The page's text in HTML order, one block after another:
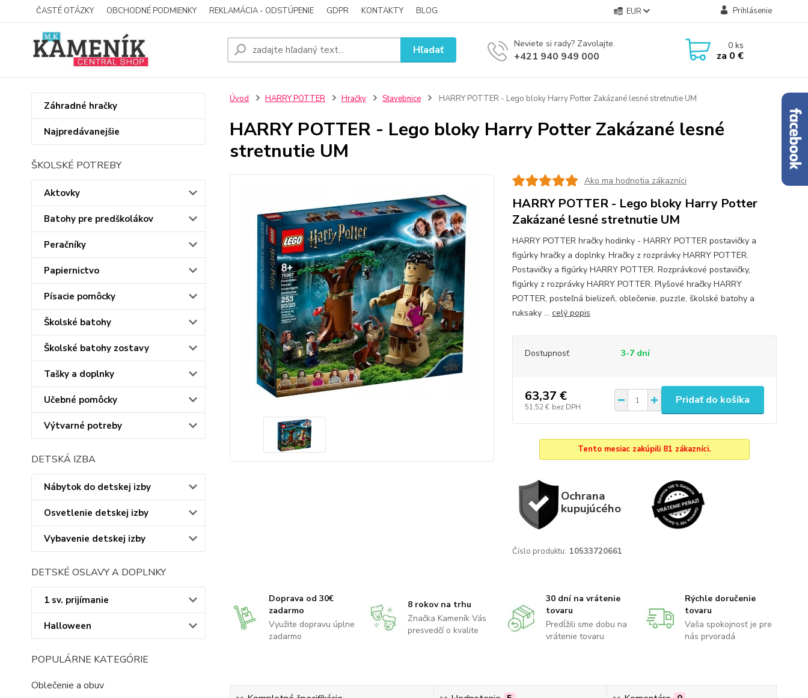
ČASTÉ OTÁZKY OBCHODNÉ PODMIENKY REKLAMÁCIA - ODSTÚPENIE GDPR KONTAKTY BLOG EUR Prihlásenie
Hľadať Neviete si rady? Zavolajte.
+421 940 949 000
0ks
za 0 €
Záhradné hračky
Najpredávanejšie
ŠKOLSKÉ POTREBY
Aktovky
Batohy pre predškolákov
Peračníky
Papiernictvo
Písacie pomôcky
Školské batohy
Školské batohy zostavy
Tašky a doplnky
Učebné pomôcky
Výtvarné potreby
DETSKÁ IZBA
Nábytok do detskej izby
Osvetlenie detskej izby
Vybavenie detskej izby
DETSKÉ OSLAVY A DOPLNKY
1 sv. prijímanie
Halloween
POPULÁRNE KATEGÓRIE
Oblečenie a obuv
Úvod HARRY POTTER Hračky Stavebnice HARRY POTTER - Lego bloky Harry Potter Zakázané lesné stretnutie UM
HARRY POTTER - Lego bloky Harry Potter Zakázané lesné
stretnutie UM
Ako ma hodnotia zákazníci
HARRY POTTER - Lego bloky Harry Potter
Zakázané lesné stretnutie UM
HARRY POTTER hračky hodinky - HARRY POTTER postavičky a
figúrky hračky a doplnky. Hračky z rozprávky HARRY POTTER.
Postavičky a figúrky HARRY POTTER. Rozprávkové postavičky,
figúrky z rozprávky HARRY POTTER. Plyšové hračky HARRY
POTTER, posteľná bielizeň, oblečenie, puzzle, školské batohy a
ruksaky ... celý popis
Dostupnosť 3-7 dní
63,37 €
51,52 € bez DPH
Pridať do košíka
Tento mesiac zakúpili 81 zákazníci.
Ochrana
kupujúcého
Číslo produktu: 10533720661
Doprava od 30€
zadarmo
Využite dopravu úplne
zadarmo
8 rokov na trhu
Značka Kameník Vás
presvedčí o kvalite
30 dní na vrátenie
tovaru
Predĺžili sme dobu na
vrátenie tovaru
Rýchle doručenie
tovaru
Vaša spokojnosť je pre
nás prvoradá